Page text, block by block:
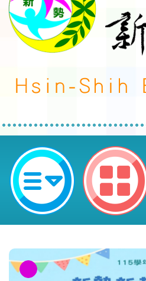
轉知加強宣導廚
鎮區新勢國民小學